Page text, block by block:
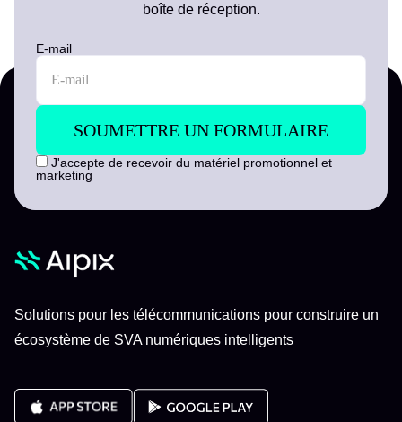
boîte de réception.
E-mail
J'accepte de recevoir du matériel promotionnel et
marketing
Solutions pour les télécommunications pour construire un
écosystème de SVA numériques intelligents